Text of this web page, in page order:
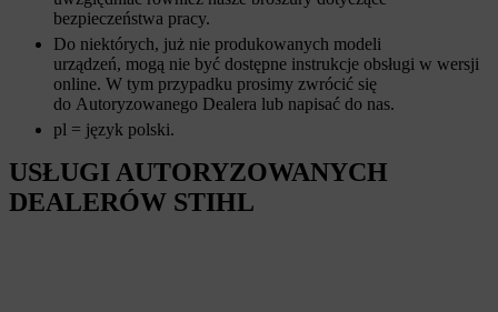
bezpieczeństwa pracy.
Do niektórych, już nie produkowanych modeli
urządzeń, mogą nie być dostępne instrukcje obsługi w wersji
online. W tym przypadku prosimy zwrócić się
do Autoryzowanego Dealera lub napisać do nas.
pl = język polski.
USŁUGI AUTORYZOWANYCH
DEALERÓW STIHL